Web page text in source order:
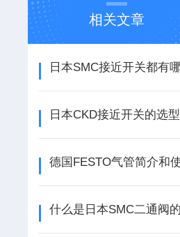
相关文章
日本CKD接近开关的选型